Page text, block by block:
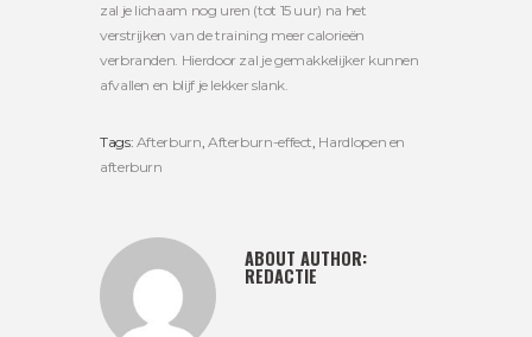
zal je lichaam nog uren (tot 15 uur) na het
verstrijken van de training meer calorieën
verbranden. Hierdoor zal je gemakkelijker kunnen
afvallen en blijf je lekker slank.
Tags: Afterburn Afterburn-effect Hardlopen en
afterburn
ABOUT AUTHOR:
REDACTIE